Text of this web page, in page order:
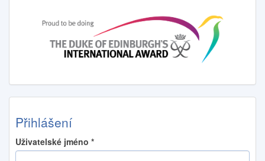
Přihlášení
Uživatelské jméno *